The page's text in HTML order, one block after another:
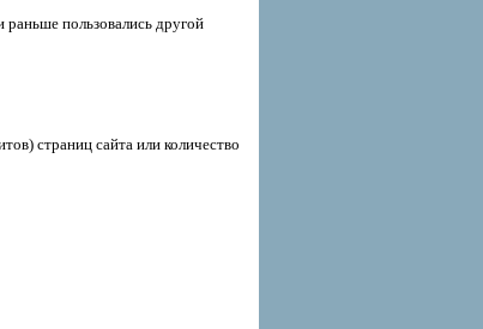
раньше пользовались другой
страниц сайта или количество